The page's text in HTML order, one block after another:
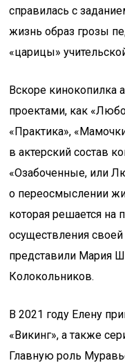
справилась с
жизнь образ грозы
«царицы»
Вскоре кинокопилка
проектами, как
«Практика»,
в актерский состав
«Озабоченные, или
о переосмыслении
которая решается на
осуществления
представили Мария
Колокольников.
В 2021 году Елену
«Викинг», а также
Главную роль